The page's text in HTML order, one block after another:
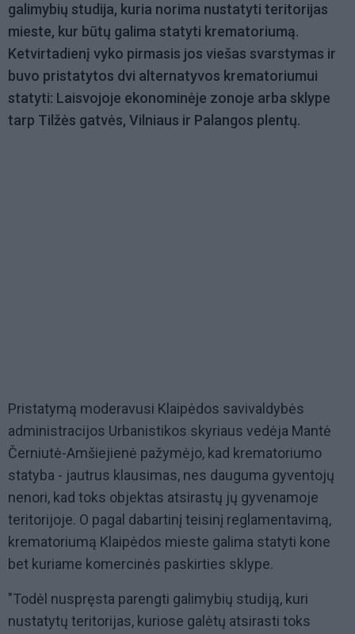
galimybių studija, kuria norima nustatyti teritorijas
mieste, kur būtų galima statyti krematoriumą.
Ketvirtadienį vyko pirmasis jos viešas svarstymas ir
buvo pristatytos dvi alternatyvos krematoriumui
statyti: Laisvojoje ekonominėje zonoje arba sklype
tarp Tilžės gatvės, Vilniaus ir Palangos plentų.
Pristatymą moderavusi Klaipėdos savivaldybės
administracijos Urbanistikos skyriaus vedėja Mantė
Černiutė-Amšiejienė pažymėjo, kad krematoriumo
statyba - jautrus klausimas, nes dauguma gyventojų
nenori, kad toks objektas atsirastų jų gyvenamoje
teritorijoje. O pagal dabartinį teisinį reglamentavimą,
krematoriumą Klaipėdos mieste galima statyti kone
bet kuriame komercinės paskirties sklype.
"Todėl nuspręsta parengti galimybių studiją, kuri
nustatytų teritorijas, kuriose galėtų atsirasti toks